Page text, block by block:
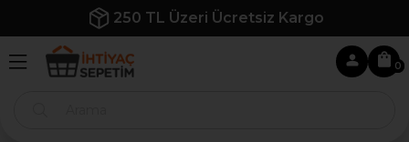
250 TL Üzeri Ücretsiz Kargo
0